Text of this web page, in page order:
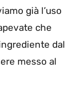
già l’uso
che
dal
messo al